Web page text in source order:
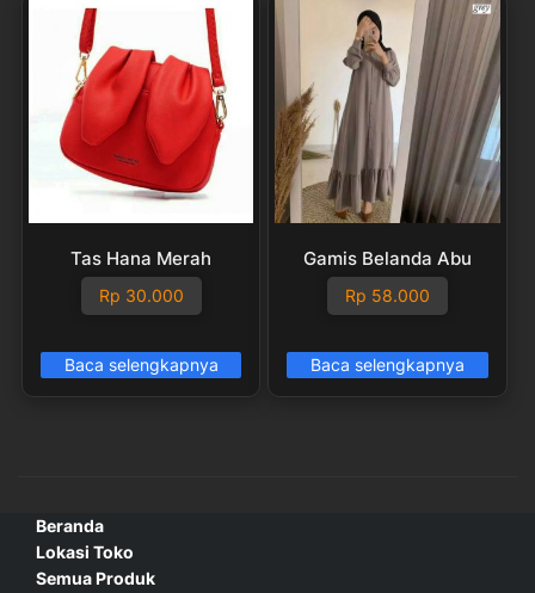
Tas Hana Merah
Rp 30.000
Baca selengkapnya
Gamis Belanda Abu
Rp 58.000
Baca selengkapnya
Beranda
Lokasi Toko
Semua Produk